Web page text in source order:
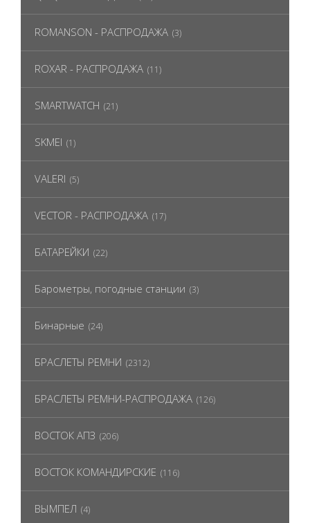
ROMANSON - РАСПРОДАЖА (3)
ROXAR - РАСПРОДАЖА (11)
SMARTWATCH (21)
SKMEI (1)
VALERI (5)
VECTOR - РАСПРОДАЖА (17)
БАТАРЕЙКИ (22)
Барометры, погодные станции (3)
Бинарные (24)
БРАСЛЕТЫ РЕМНИ (2312)
БРАСЛЕТЫ РЕМНИ-РАСПРОДАЖА (126)
ВОСТОК АПЗ (206)
ВОСТОК КОМАНДИРСКИЕ (116)
ВЫМПЕЛ (4)